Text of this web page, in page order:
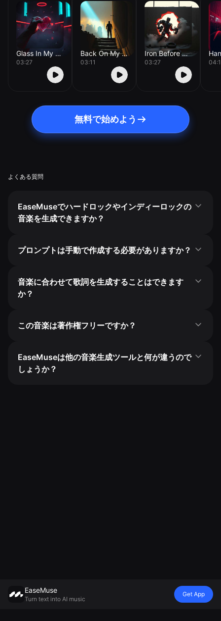
Glass In My Chest
03:27
Back On My Feet
03:11
Iron Before Breakfast
03:27
無料で始めよう
よくある質問
EaseMuseでハードロックやインディーロックの
音楽を生成できますか？
プロンプトは手動で作成する必要がありますか？
音楽に合わせて歌詞を生成することはできます
か？
この音楽は著作権フリーですか？
EaseMuseは他の音楽生成ツールと何が違うので
しょうか？
EaseMuse
Turn text into AI music
Get App